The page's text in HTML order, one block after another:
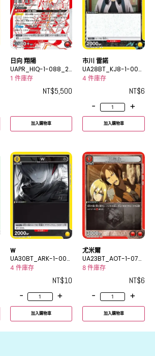
日向 翔陽
UAPR_HIQ-1-088_2
UR
1 件庫存
NT$5,500
加入購物車
市川 雷諾
UA28BT_KJ8-1-009
C
4 件庫存
NT$6
-
+
加入購物車
W
UA30BT_ARK-1-009
C
4 件庫存
NT$10
-
+
加入購物車
尤米爾
UA23BT_AOT-1-074
C
8 件庫存
NT$6
-
+
加入購物車